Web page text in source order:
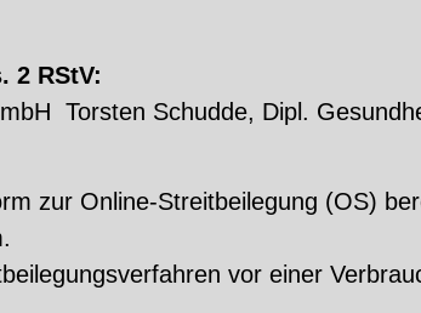
2 RStV:
Torsten Schudde, Dipl.
zur Online-Streitbeilegung (OS)
vor einer